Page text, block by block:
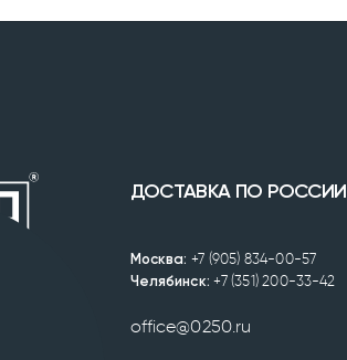
ДОСТАВКА ПО РОССИИ
Москва: +7 (905) 834-00-57
Челябинск: +7 (351) 200-33-42
office@0250.ru